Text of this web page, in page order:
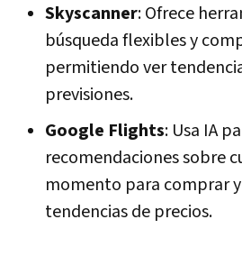
Skyscanner: Ofrece
búsqueda flexibles y
permitiendo ver
previsiones.
Google Flights: Usa IA
recomendaciones sobre
momento para comprar
tendencias de precios.